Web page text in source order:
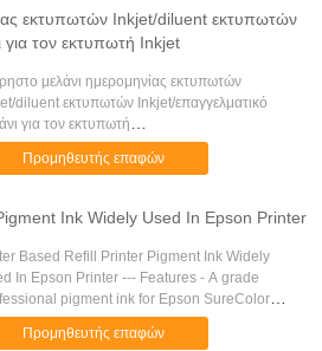
εκτυπωτών Inkjet/diluent εκτυπωτών
για τον εκτυπωτή Inkjet
μελάνι ημερομηνίας εκτυπωτών
diluent εκτυπωτών Inkjet/επαγγελματικό
για τον εκτυπωτή
στο νερό
χρωστικών ουσιών για τον ευρύ εκτυπωτή
Προμηθευτής επαφών
Ink Widely Used In Epson Printer
Based Refill Printer Pigment Ink Widely
In Epson Printer --- Features - A grade
pigment ink for Epson SureColor
- Water based inks - Vivid Color, good
fadeless, ...
Προμηθευτής επαφών